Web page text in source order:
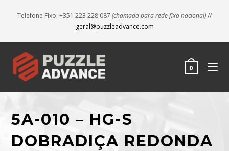
Telefone Fixo. +351 223 228 087 (chamada para rede fixa nacional)//
geral@puzzleadvance.com
0
5A-010 – HG-S
DOBRADIÇA REDONDA